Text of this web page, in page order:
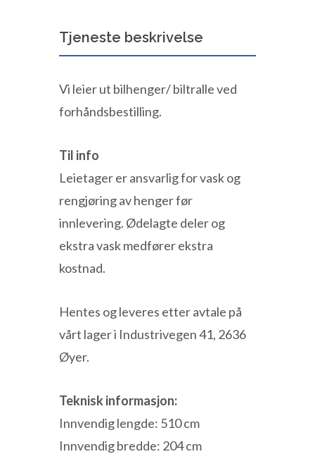
Tjeneste beskrivelse
Vi leier ut bilhenger/ biltralle ved
forhåndsbestilling.
Til info
Leietager er ansvarlig for vask og
rengjøring av henger før
innlevering. Ødelagte deler og
ekstra vask medfører ekstra
kostnad.
Hentes og leveres etter avtale på
vårt lager i Industrivegen 41, 2636
Øyer.
Teknisk informasjon:
Innvendig lengde: 510 cm
Innvendig bredde: 204 cm